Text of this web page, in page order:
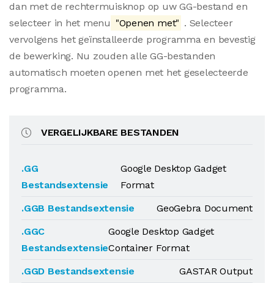
dan met de rechtermuisknop op uw GG-bestand en
selecteer in het menu "Openen met" . Selecteer
vervolgens het geïnstalleerde programma en bevestig
de bewerking. Nu zouden alle GG-bestanden
automatisch moeten openen met het geselecteerde
programma.
VERGELIJKBARE BESTANDEN
.GG
Bestandsextensie
Google Desktop Gadget
Format
.GGB Bestandsextensie
GeoGebra Document
.GGC
Bestandsextensie
Google Desktop Gadget
Container Format
.GGD Bestandsextensie
GASTAR Output